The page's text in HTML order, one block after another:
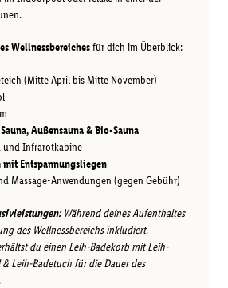
Wellnessbereichesfür dich im Überblick:
(Mitte April bis Mitte November)
Außensauna & Bio-Sauna
und Infrarotkabine
mit Entspannungsliegen
Massage-Anwendungen (gegen Gebühr)
Während deines Aufenthaltes
des Wellnessbereichs inkludiert.
du einen Leih-Badekorb mit Leih-
& Leih-Badetuch für die Dauer des